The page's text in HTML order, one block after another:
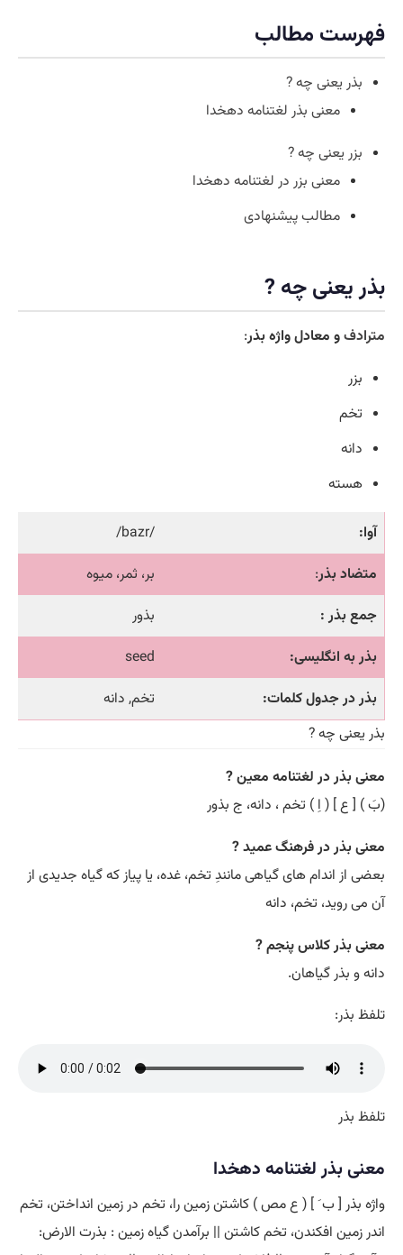
فهرست مطالب
بذر یعنی چه ?
معنی بذر لغتنامه دهخدا
بزر یعنی چه ?
معنی بزر در لغتنامه دهخدا
مطالب پیشنهادی
بذر یعنی چه ?
مترادفو معادل واژه بذر:
بزر
تخم
دانه
هسته
آوا:
/bazr/
متضاد بذر:
بر، ثمر، میوه
جمع بذر :
بذور
بذر به انگلیسی:
seed
بذر در جدول کلمات:
تخم, دانه
بذر یعنی چه ?
معنی بذر در لغتنامه معین ?
(بَ ) [ ع ] ( اِ ) تخم ، دانه، ج بذور
معنی بذر در فرهنگ عمید ?
بعضی از اندام های گیاهی مانندِ تخم، غده، یا پیاز که گیاه جدیدی از
آن می روید، تخم، دانه
معنی بذر کلاس پنجم ?
دانه و بذر گیاهان.
تلفظ بذر:
تلفظ بذر
معنی بذر لغتنامه دهخدا
واژه بذر [ ب َ ] ( ع مص ) کاشتن زمین را، تخم در زمین انداختن، تخم
اندر زمین افکندن، تخم کاشتن || برآمدن گیاه زمین : بذرت الارض: